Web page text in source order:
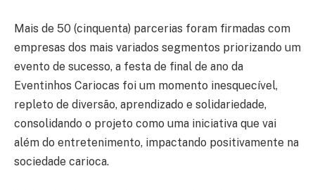
Mais de 50 (cinquenta) parcerias foram firmadas com
empresas dos mais variados segmentos priorizando um
evento de sucesso, a festa de final de ano da
Eventinhos Cariocas foi um momento inesquecível,
repleto de diversão, aprendizado e solidariedade,
consolidando o projeto como uma iniciativa que vai
além do entretenimento, impactando positivamente na
sociedade carioca.